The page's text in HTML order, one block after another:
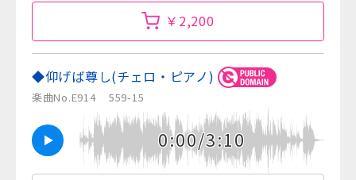
￥2,200
◆仰げば尊し(チェロ・ピアノ)
楽曲No.E914 559-15
0:00/3:10